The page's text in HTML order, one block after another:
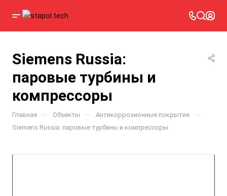
Siemens Russia:
паровые турбины и
компрессоры
Главная — Объекты — Антикоррозионные покрытия —
Siemens Russia: паровые турбины и компрессоры